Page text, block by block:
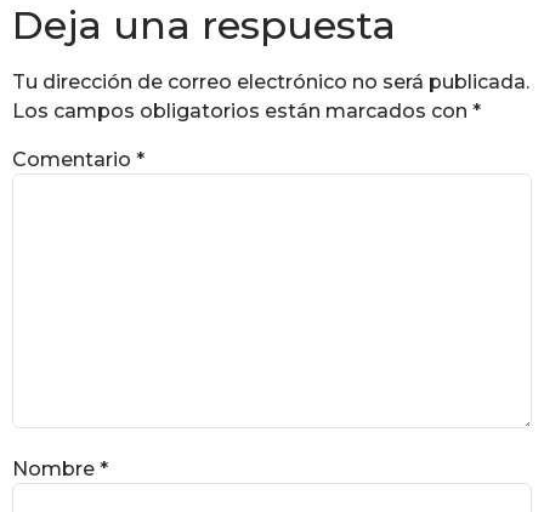
Deja una respuesta
Tu dirección de correo electrónico no será publicada.
Los campos obligatorios están marcados con *
Comentario *
Nombre *